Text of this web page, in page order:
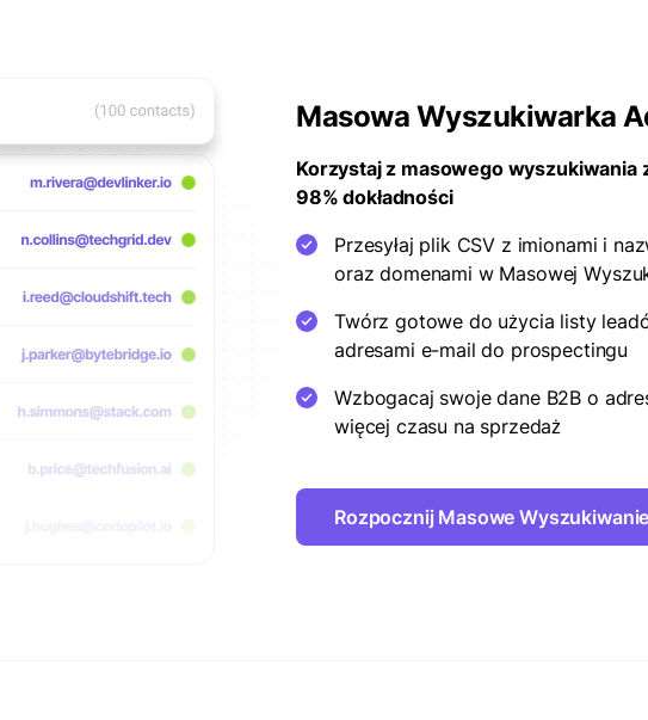
Masowa Wyszukiwarka
Korzystaj z masowego
98% dokładności
Przesyłaj plik CSV z imionami i
oraz domenami w Masowej
Twórz gotowe do użycia listy
adresami e-mail do prospectingu
Wzbogacaj swoje dane B2B o
więcej czasu na sprzedaż
Rozpocznij Masowe Wyszukiwanie